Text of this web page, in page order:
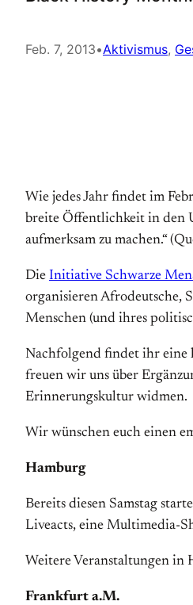
Feb. 7, 2013•Aktivismus,
Wie jedes Jahr findet im
breite Öffentlichkeit in den
aufmerksam zu machen.“
Die Initiative Schwarze
organisieren Afrodeutsche,
Menschen (und ihres
Nachfolgend findet ihr eine
freuen wir uns über
Erinnerungskultur widmen.
Wir wünschen euch einen
Hamburg
Bereits diesen Samstag
Liveacts, eine Multimedia-
Weitere Veranstaltungen in
Frankfurt a.M.